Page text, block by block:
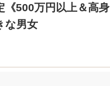
《500万円以上＆高身
な男女